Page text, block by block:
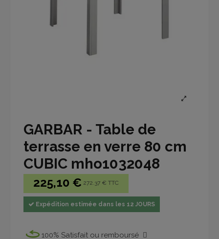
GARBAR - Table de
terrasse en verre 80 cm
CUBIC mho1032048
225,10 € 272.37 € TTC
Expédition estimée dans les 12 JOURS
100% Satisfait ou remboursé